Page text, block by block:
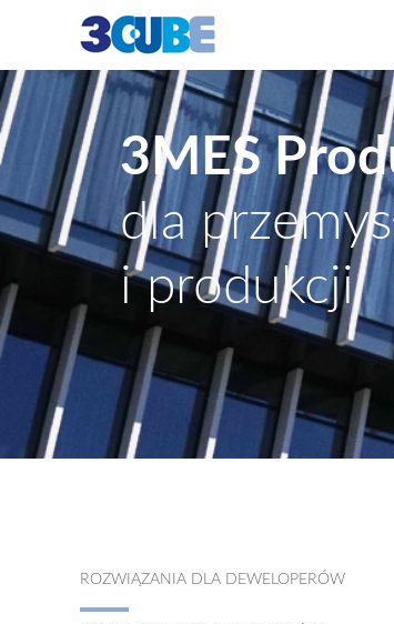
3MES
dla
i produkcji
ROZWIĄZANIA DLA DEWELOPERÓW